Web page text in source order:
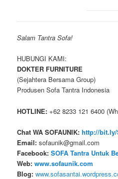
Salam Tantra Sofa!
HUBUNGI KAMI:
DOKTER FURNITURE
(Sejahtera Bersama Group)
Produsen Sofa Tantra Indonesia
HOTLINE: +62 8233 121 6400
Chat WA SOFAUNIK: http://bit.ly/
Email: sofaunik@gmail.com
Facebook:SOFA Tantra Untuk
Web: www.sofaunik.com
Blog: